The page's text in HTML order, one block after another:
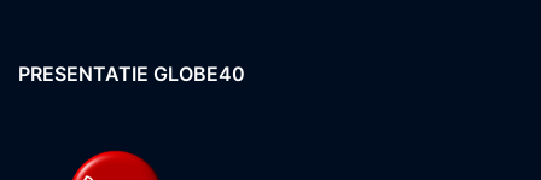
PRESENTATIE GLOBE40